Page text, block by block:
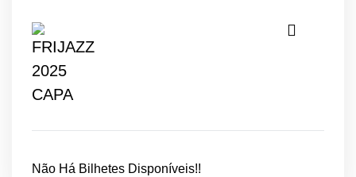
Não Há Bilhetes Disponíveis!!